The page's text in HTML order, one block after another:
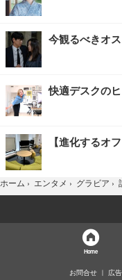
今観るべきオ
快適デスクの
【進化するオ
ホーム › エンタメ › グラビア ›
Home
お問合せ 広